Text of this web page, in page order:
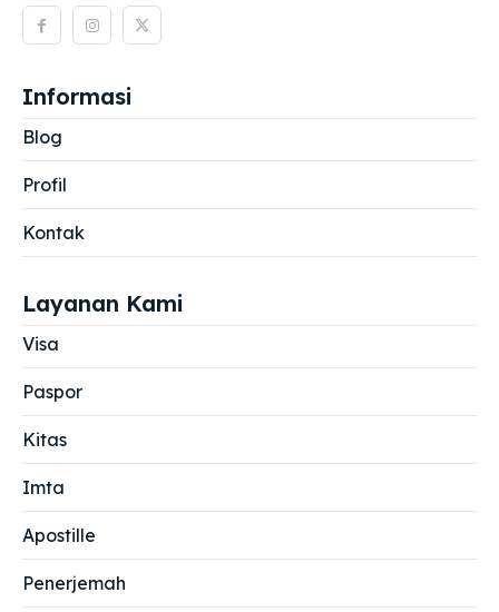
Informasi
Blog
Profil
Kontak
Layanan Kami
Visa
Paspor
Kitas
Imta
Apostille
Penerjemah